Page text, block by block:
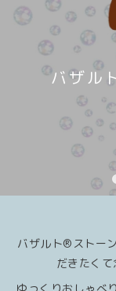
バザル
バザルト®️ストー
だきたく
ゆっくりおしゃべ